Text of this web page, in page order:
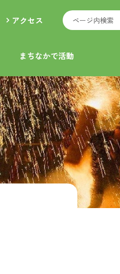
アクセス
まちなかで活動